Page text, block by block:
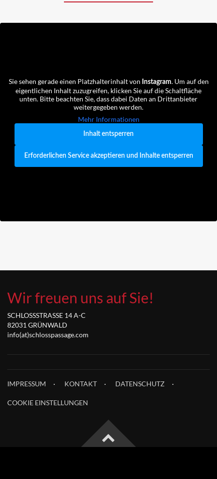
Sie sehen gerade einen Platzhalterinhalt von Instagram. Um auf den
eigentlichen Inhalt zuzugreifen, klicken Sie auf die Schaltfläche
unten. Bitte beachten Sie, dass dabei Daten an Drittanbieter
weitergegeben werden.
Mehr Informationen
Inhalt entsperren
Erforderlichen Service akzeptieren und Inhalte entsperren
Wir freuen uns auf Sie!
SCHLOSSSTRASSE 14 A-C
82031 GRÜNWALD
info(at)schlosspassage.com
IMPRESSUM KONTAKT DATENSCHUTZ
COOKIE EINSTELLUNGEN